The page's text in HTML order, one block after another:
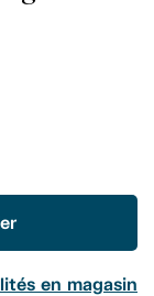
en magasin